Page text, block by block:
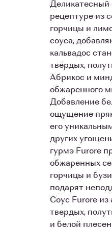
Деликатесный
рецептуре из
горчицы и
соуса,
кальвадос
твёрдых,
Абрикос и
обжаренного
Добавление
ощущение
его
других
гурмэ Furore
обжаренных
горчицы и
подарят
Соус Furore из
твердых,
и белой